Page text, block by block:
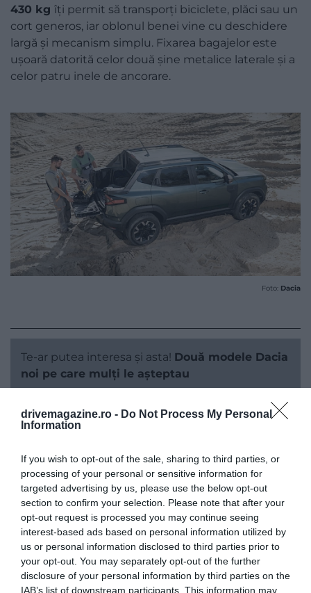
drivemagazine.ro - Do Not Process My Personal
Information
If you wish to opt-out of the sale, sharing to third parties, or
processing of your personal or sensitive information for
targeted advertising by us, please use the below opt-out
section to confirm your selection. Please note that after your
opt-out request is processed you may continue seeing
interest-based ads based on personal information utilized by
us or personal information disclosed to third parties prior to
your opt-out. You may separately opt-out of the further
disclosure of your personal information by third parties on the
IAB’s list of downstream participants. This information may
430 kg îți permit să transporți biciclete, plăci sau un
cort generos, iar oblonul benei vine cu deschidere
largă și mecanism simplu. Fixarea bagajelor este
ușoară datorită celor două șine metalice laterale și a
celor patru inele de ancorare.
Foto: Dacia
Te-ar putea interesa și asta! Două modele Dacia
noi pe care mulți le așteptau